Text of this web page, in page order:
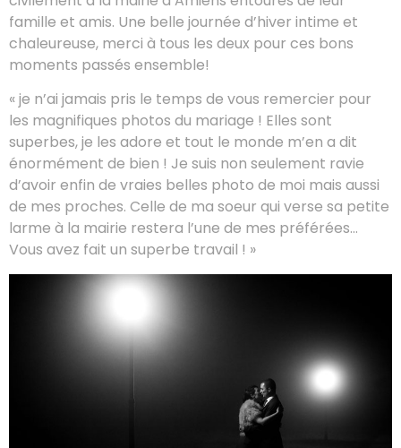
famille et amis. Une belle journée d’hiver intime et
chaleureuse, merci à tous les deux pour ces bons
moments passés ensemble!
« je n’ai jamais pris le temps de vous remercier pour
les magnifiques photos du mariage ! Elles sont
superbes, je les adore et tout le monde m’en a dit
énormément de bien ! Je suis non seulement ravie
d’avoir enfin de vraies belles photo de moi mais aussi
de mes proches. Celle de ma soeur qui verse sa petite
larme à la mairie restera l’une de mes préférées…
Vous avez fait un superbe travail ! »